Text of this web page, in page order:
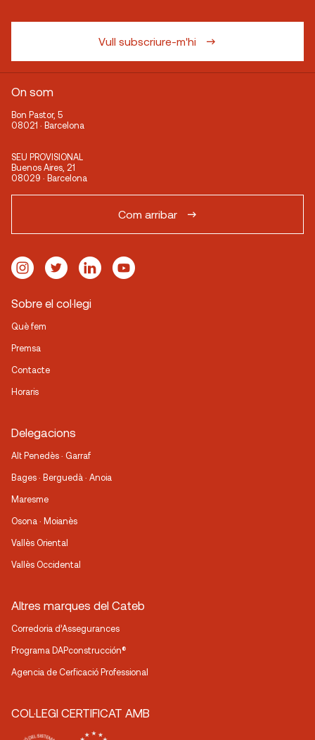
Vull subscriure-m'hi
On som
Bon Pastor, 5
08021 · Barcelona
SEU PROVISIONAL
Buenos Aires, 21
08029 · Barcelona
Com arribar
Sobre el col·legi
Què fem
Premsa
Contacte
Horaris
Delegacions
Alt Penedès · Garraf
Bages · Berguedà · Anoia
Maresme
Osona · Moianès
Vallès Oriental
Vallès Occidental
Altres marques del Cateb
Corredoria d’Assegurances
Programa DAPconstrucción®
Agencia de Cerficació Professional
COL·LEGI CERTIFICAT AMB